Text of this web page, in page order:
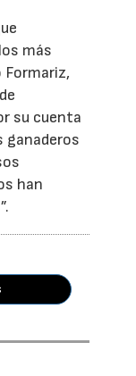
más
su cuenta
ganaderos
han